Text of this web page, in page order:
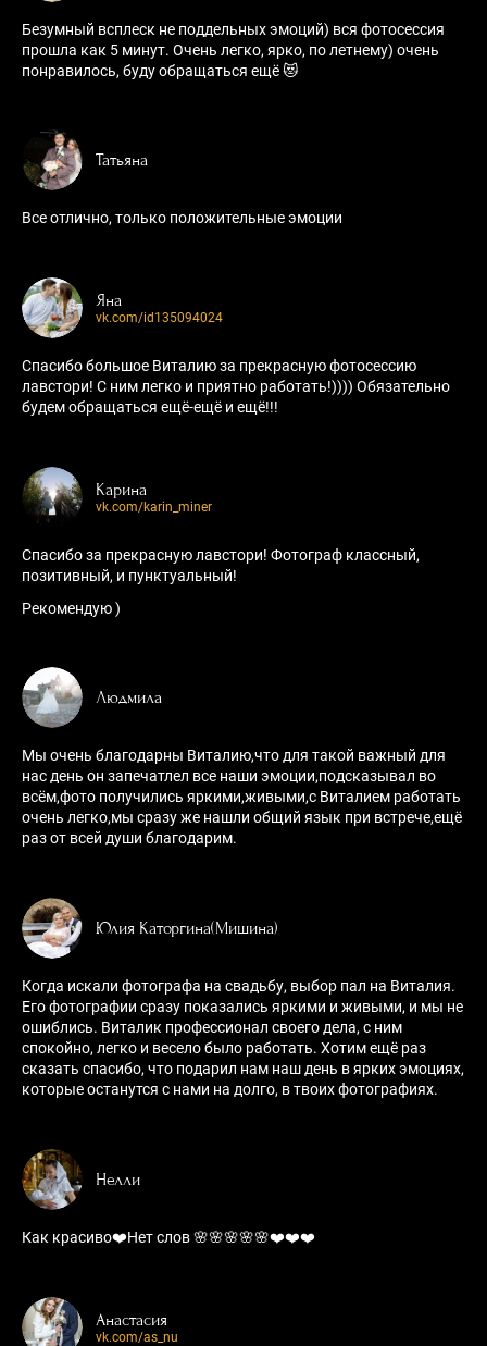
Безумный всплеск не поддельных эмоций) вся фотосессия
прошла как 5 минут. Очень легко, ярко, по летнему) очень
понравилось, буду обращаться ещё 😻
Татьяна
Все отлично, только положительные эмоции
Яна
vk.com/id135094024
Спасибо большое Виталию за прекрасную фотосессию
лавстори! С ним легко и приятно работать!)))) Обязательно
будем обращаться ещё-ещё и ещё!!!
Карина
vk.com/karin_miner
Спасибо за прекрасную лавстори! Фотограф классный,
позитивный, и пунктуальный!
Рекомендую )
Людмила
Мы очень благодарны Виталию,что для такой важный для
нас день он запечатлел все наши эмоции,подсказывал во
всём,фото получились яркими,живыми,с Виталием работать
очень легко,мы сразу же нашли общий язык при встрече,ещё
раз от всей души благодарим.
Юлия Каторгина(Мишина)
Когда искали фотографа на свадьбу, выбор пал на Виталия.
Его фотографии сразу показались яркими и живыми, и мы не
ошиблись. Виталик профессионал своего дела, с ним
спокойно, легко и весело было работать. Хотим ещё раз
сказать спасибо, что подарил нам наш день в ярких эмоциях,
которые останутся с нами на долго, в твоих фотографиях.
Нелли
Как красиво❤️Нет слов 🌸🌸🌸🌸🌸❤️❤️❤️
Анастасия
vk.com/as_nu